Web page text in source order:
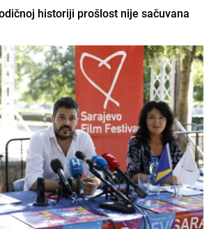
historiji prošlost nije sačuvana